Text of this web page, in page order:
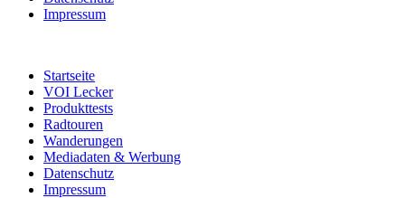
Impressum
Startseite
VOI Lecker
Produkttests
Radtouren
Wanderungen
Mediadaten & Werbung
Datenschutz
Impressum